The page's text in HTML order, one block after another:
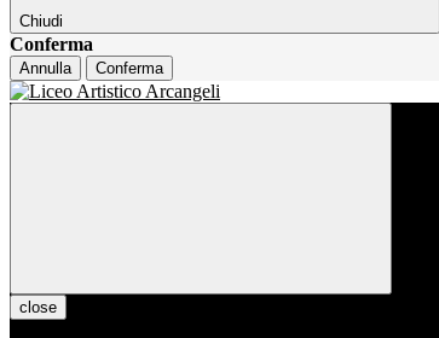
Chiudi
Conferma
Annulla Conferma
close